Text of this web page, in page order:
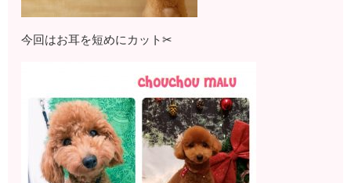
今回はお耳を短めにカット✂